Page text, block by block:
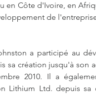
en Côte d'Ivoire, en
de
a participé au
sa création jusqu'à son
2010. Il a